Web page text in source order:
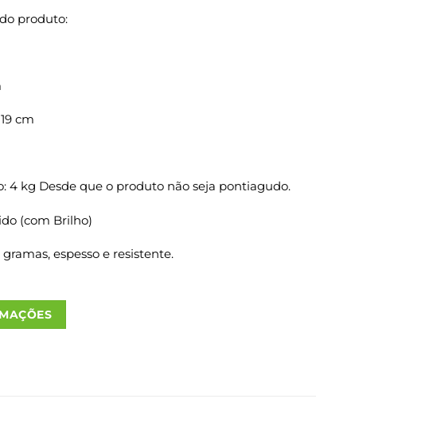
produto:
cm
4 kg Desde que o produto não seja pontiagudo.
(com Brilho)
espesso e resistente.